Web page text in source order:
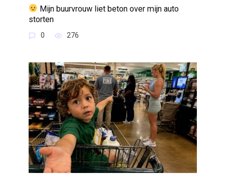
Mijn buurvrouw liet beton over mijn auto
storten
0 276